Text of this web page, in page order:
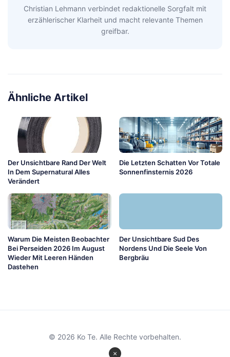
Christian Lehmann verbindet redaktionelle Sorgfalt mit
erzählerischer Klarheit und macht relevante Themen
greifbar.
Ähnliche Artikel
Der Unsichtbare Rand Der Welt
In Dem Supernatural Alles
Verändert
Die Letzten Schatten Vor Totale
Sonnenfinsternis 2026
Warum Die Meisten Beobachter
Bei Perseiden 2026 Im August
Wieder Mit Leeren Händen
Dastehen
Der Unsichtbare Sud Des
Nordens Und Die Seele Von
Bergbräu
×
© 2026 Ko Te. Alle Rechte vorbehalten.